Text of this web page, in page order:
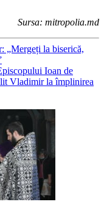
Sursa: mitropolia.md
la biserică,
Ioan de
Vladimir la împlinirea